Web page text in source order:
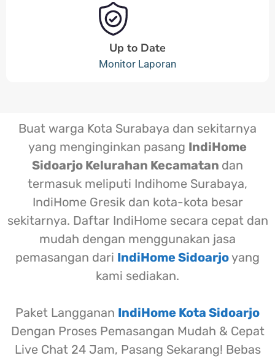
Up to Date
Monitor Laporan
Buat warga Kota Surabaya dan sekitarnya
yang menginginkan pasang IndiHome
Sidoarjo Kelurahan Kecamatan dan
termasuk meliputi Indihome Surabaya,
IndiHome Gresik dan kota-kota besar
sekitarnya. Daftar IndiHome secara cepat dan
mudah dengan menggunakan jasa
pemasangan dari IndiHome Sidoarjoyang
kami sediakan.
Paket Langganan IndiHome Kota Sidoarjo
Dengan Proses Pemasangan Mudah & Cepat
Live Chat 24 Jam, Pasang Sekarang! Bebas